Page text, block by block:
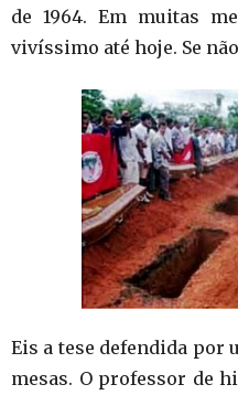
de 1964. Em muitas
vivíssimo até hoje. Se
Eis a tese defendida por
mesas. O professor de